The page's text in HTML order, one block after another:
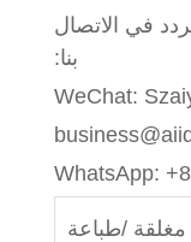
في الاتصال
بنا:
WeChat:
WhatsApp:
/طباعة